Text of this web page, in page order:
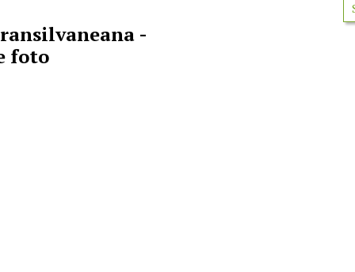
-
foto